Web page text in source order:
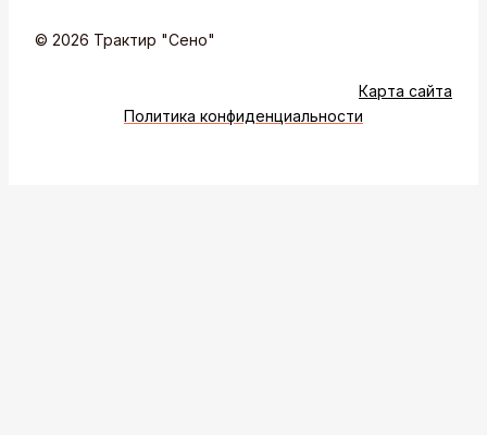
© 2026 Трактир "Сено"
Карта сайта
Политика конфиденциальности